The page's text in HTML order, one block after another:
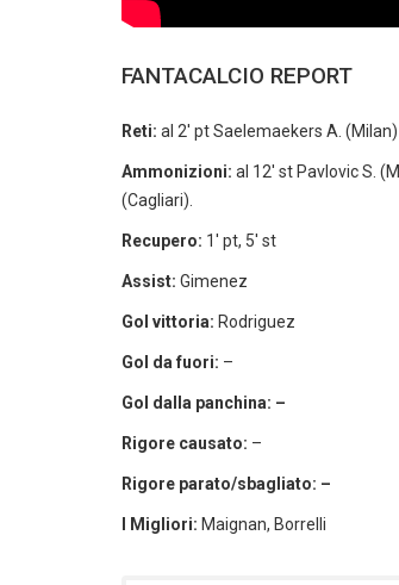
FANTACALCIO REPORT
Reti: al 2′ pt Saelemaekers A. (Milan)
Ammonizioni: al 12′ st Pavlovic S.
(Cagliari).
Recupero: 1′ pt, 5′ st
Assist: Gimenez
Gol vittoria: Rodriguez
Gol da fuori: –
Gol dalla panchina: –
Rigore causato: –
Rigore parato/sbagliato: –
I Migliori: Maignan, Borrelli